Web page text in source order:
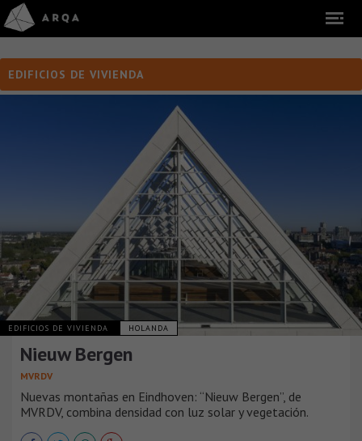
EDIFICIOS DE VIVIENDA
EDIFICIOS DE VIVIENDA HOLANDA
Nieuw Bergen
MVRDV
Nuevas montañas en Eindhoven: “Nieuw Bergen”, de
MVRDV, combina densidad con luz solar y vegetación.